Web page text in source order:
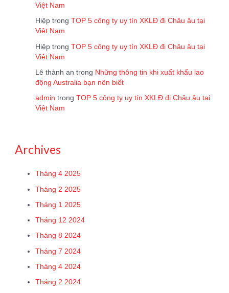
Việt Nam
Hiệp trongTOP 5 công ty uy tín XKLĐ đi Châu âu tại
Việt Nam
Hiệp trongTOP 5 công ty uy tín XKLĐ đi Châu âu tại
Việt Nam
Lê thành an trong Những thông tin khi xuất khẩu lao
động Australia bạn nên biết
admin trongTOP 5 công ty uy tín XKLĐ đi Châu âu tại
Việt Nam
Archives
Tháng 4 2025
Tháng 2 2025
Tháng 1 2025
Tháng 12 2024
Tháng 8 2024
Tháng 7 2024
Tháng 4 2024
Tháng 2 2024